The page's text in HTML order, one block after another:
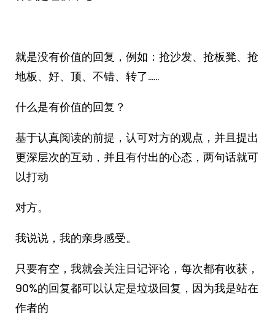
就是没有价值的回复，例如：抢沙发、抢板凳、抢
地板、好、顶、不错、转了……
什么是有价值的回复？
基于认真阅读的前提，认可对方的观点，并且提出
更深层次的互动，并且有付出的心态，两句话就可
以打动
对方。
我说说，我的亲身感受。
只要有空，我就会关注日记评论，每次都有收获，
90%的回复都可以认定是垃圾回复，因为我是站在
作者的